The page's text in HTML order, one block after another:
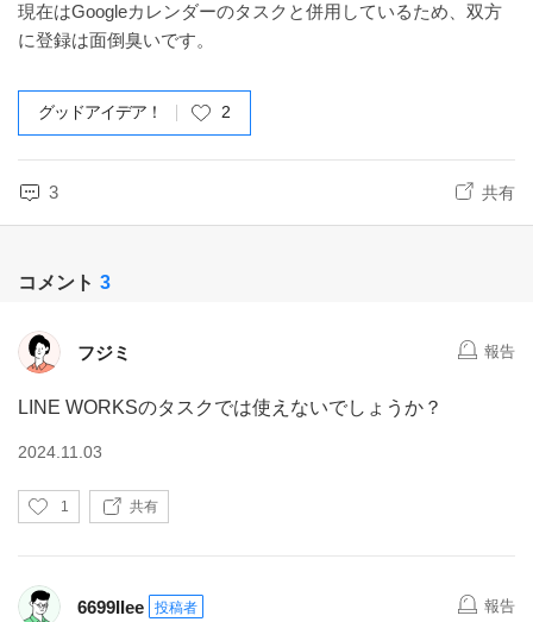
現在はGoogleカレンダーのタスクと併用しているため、双方
に登録は面倒臭いです。
グッドアイデア！ 2
3 共有
コメント 3
フジミ 報告
LINE WORKSのタスクでは使えないでしょうか？
2024.11.03
い
1 共有
6699IIee 投稿者 報告